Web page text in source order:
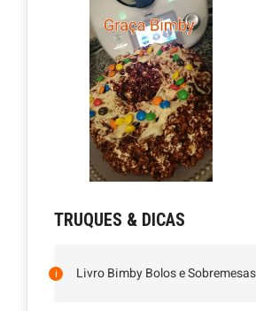
TRUQUES & DICAS
Livro Bimby Bolos e